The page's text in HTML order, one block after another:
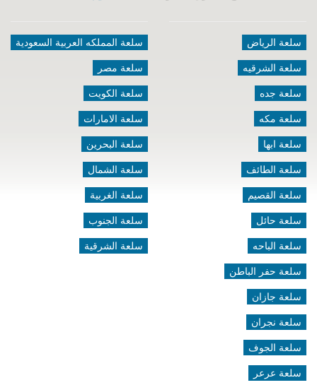
سلعة الرياض
سلعة الشرقيه
سلعة جده
سلعة مكه
سلعة ابها
سلعة الطائف
سلعة القصيم
سلعة حائل
سلعة الباحه
سلعة حفر الباطن
سلعة جازان
سلعة نجران
سلعة الجوف
سلعة عرعر
سلعة المملكه العربية السعودية
سلعة مصر
سلعة الكويت
سلعة الامارات
سلعة البحرين
سلعة الشمال
سلعة الغربية
سلعة الجنوب
سلعة الشرقية